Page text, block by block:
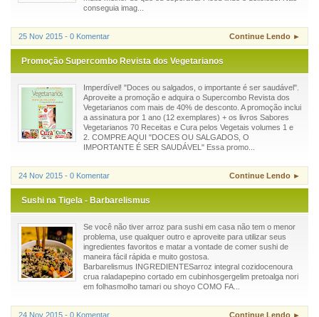
conseguia imag...
25 Nov 2015 - 0 Komentar Continue Lendo ►
Promoção Supercombo Revista dos Vegetarianos
Imperdível! "Doces ou salgados, o importante é ser saudável".
Aproveite a promoção e adquira o Supercombo Revista dos
Vegetarianos com mais de 40% de desconto. A promoção inclui
a assinatura por 1 ano (12 exemplares) + os livros Sabores
Vegetarianos 70 Receitas e Cura pelos Vegetais volumes 1 e
2. COMPRE AQUI "DOCES OU SALGADOS, O
IMPORTANTE É SER SAUDÁVEL" Essa promo...
24 Nov 2015 - 0 Komentar Continue Lendo ►
Sushi na Tigela - Barbarelismus
Se você não tiver arroz para sushi em casa não tem o menor
problema, use qualquer outro e aproveite para utilizar seus
ingredientes favoritos e matar a vontade de comer sushi de
maneira fácil rápida e muito gostosa.
Barbarelismus INGREDIENTESarroz integral cozidocenoura
crua raladapepino cortado em cubinhosgergelim pretoalga nori
em folhasmolho tamari ou shoyo COMO FA...
24 Nov 2015 - 0 Komentar Continue Lendo ►